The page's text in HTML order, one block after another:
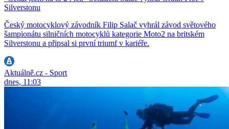
Silverstonu
Český motocyklový závodník Filip Salač vyhrál závod světového
šampionátu silničních motocyklů kategorie Moto2 na britském
Silverstonu a připsal si první triumf v kariéře.
Aktuálně.cz - Sport
dnes, 11:03